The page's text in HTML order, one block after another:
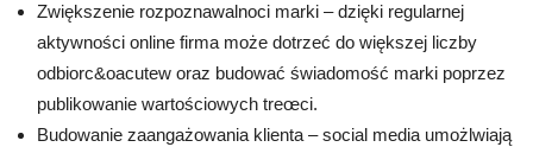
Zwiększenie rozpoznawalnoci marki – dzięki regularnej
aktywności online firma może dotrzeć do większej liczby
odbiorc&oacutew oraz budować świadomość marki poprzez
publikowanie wartościowych treœci.
Budowanie zaangażowania klienta – social media umożlwiają